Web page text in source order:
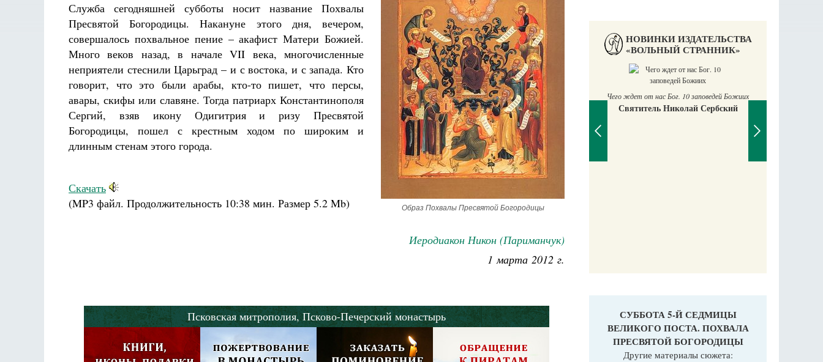
Образ Похвалы Пресвятой Богородицы
Служба сегодняшней субботы носит название Похвалы
Пресвятой Богородицы. Накануне этого дня, вечером,
совершалось похвальное пение – акафист Матери Божией.
Много веков назад, в начале VII века, многочисленные
неприятели стеснили Царьград – и с востока, и с запада. Кто
говорит, что это были арабы, кто-то пишет, что персы,
авары, скифы или славяне. Тогда патриарх Константинополя
Сергий, взяв икону Одигитрия и ризу Пресвятой
Богородицы, пошел с крестным ходом по широким и
длинным стенам этого города.
Скачать
(MP3 файл. Продолжительность 10:38 мин. Размер 5.2 Mb)
Иеродиакон Никон (Париманчук)
1 марта 2012 г.
Псковская митрополия, Псково-Печерский монастырь
НОВИНКИ ИЗДАТЕЛЬСТВА
«ВОЛЬНЫЙ СТРАННИК»
Великомученик Георгий Победоносец. Научись у
святого
Роман Котов
Чего ждет от нас Бог. 10 заповедей Божиих
Святитель Николай Сербский
СУББОТА 5-Й СЕДМИЦЫ
ВЕЛИКОГО ПОСТА. ПОХВАЛА
ПРЕСВЯТОЙ БОГОРОДИЦЫ
Другие материалы сюжета: